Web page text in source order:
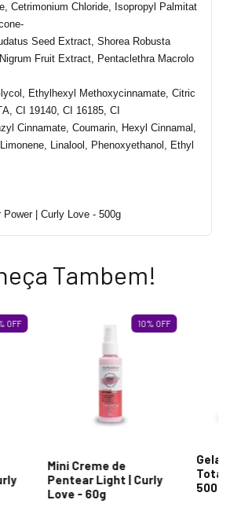
, Cetrimonium Chloride, Isopropyl Palmitat
Seed Extract, ShoreaRobusta
Nigrum Fruit Extract, Pentaclethra Macrolo
, Ethylhexyl Methoxycinnamate, Citric
CI 19140, CI 16185, CI
Cinnamate, Coumarin, Hexyl Cinnamal ,
Limonene, Linalool , Phenoxyethanol , Ethyl
Power
Curly Love - 500g
Tambem!
OFF 10% OFF
Mini Creme de
Pentear Light | Curly
Love - 60g
Total
500g